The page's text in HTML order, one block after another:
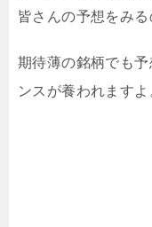
皆さんの予想をみる
期待薄の銘柄でも
ンスが養われますよ